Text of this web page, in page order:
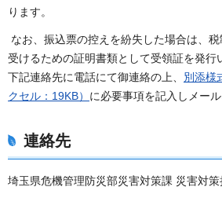
ります。
なお、振込票の控えを紛失した場合は、
受けるための証明書類として受領証を発行
下記連絡先に電話にて御連絡の上、 別添様
クセル：19KB） に必要事項を記入しメー
連絡先
埼玉県危機管理防災部災害対策課 災害対策